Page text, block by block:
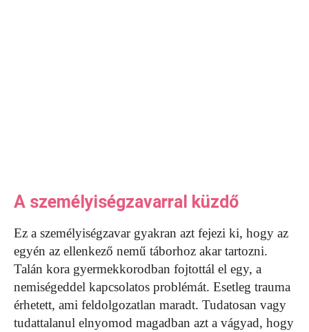
A személyiségzavarral küzdő
Ez a személyiségzavar gyakran azt fejezi ki, hogy az
egyén az ellenkező nemű táborhoz akar tartozni.
Talán kora gyermekkorodban fojtottál el egy, a
nemiségeddel kapcsolatos problémát. Esetleg trauma
érhetett, ami feldolgozatlan maradt. Tudatosan vagy
tudattalanul elnyomod magadban azt a vágyad, hogy